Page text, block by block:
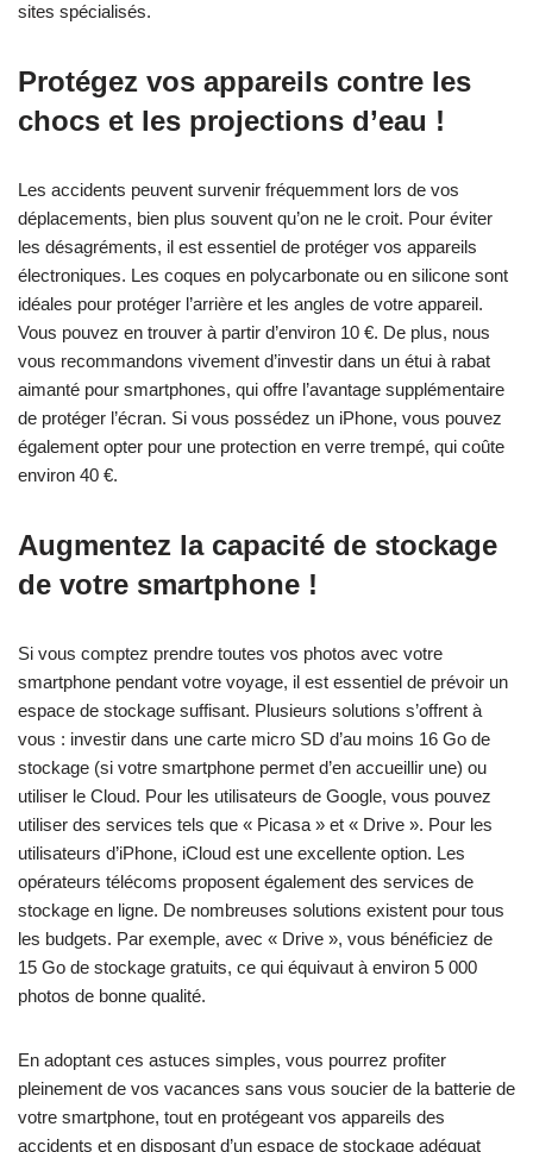
sites spécialisés.
Protégez vos appareils contre les
chocs et les projections d’eau !
Les accidents peuvent survenir fréquemment lors de vos
déplacements, bien plus souvent qu’on ne le croit. Pour éviter
les désagréments, il est essentiel de protéger vos appareils
électroniques. Les coques en polycarbonate ou en silicone sont
idéales pour protéger l’arrière et les angles de votre appareil.
Vous pouvez en trouver à partir d’environ 10 €. De plus, nous
vous recommandons vivement d’investir dans un étui à rabat
aimanté pour smartphones, qui offre l’avantage supplémentaire
de protéger l’écran. Si vous possédez un iPhone, vous pouvez
également opter pour une protection en verre trempé, qui coûte
environ 40 €.
Augmentez la capacité de stockage
de votre smartphone !
Si vous comptez prendre toutes vos photos avec votre
smartphone pendant votre voyage, il est essentiel de prévoir un
espace de stockage suffisant. Plusieurs solutions s’offrent à
vous : investir dans une carte micro SD d’au moins 16 Go de
stockage (si votre smartphone permet d’en accueillir une) ou
utiliser le Cloud. Pour les utilisateurs de Google, vous pouvez
utiliser des services tels que « Picasa » et « Drive ». Pour les
utilisateurs d’iPhone, iCloud est une excellente option. Les
opérateurs télécoms proposent également des services de
stockage en ligne. De nombreuses solutions existent pour tous
les budgets. Par exemple, avec « Drive », vous bénéficiez de
15 Go de stockage gratuits, ce qui équivaut à environ 5 000
photos de bonne qualité.
En adoptant ces astuces simples, vous pourrez profiter
pleinement de vos vacances sans vous soucier de la batterie de
votre smartphone, tout en protégeant vos appareils des
accidents et en disposant d’un espace de stockage adéquat